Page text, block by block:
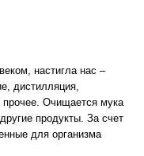
настигла нас –
дистилляция,
прочее. Очищается мука
продукты. За счет
для организма